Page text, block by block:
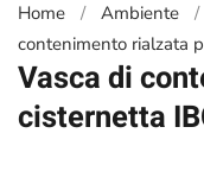
Home Ambiente
contenimento rialzata
Vasca di
cisternetta